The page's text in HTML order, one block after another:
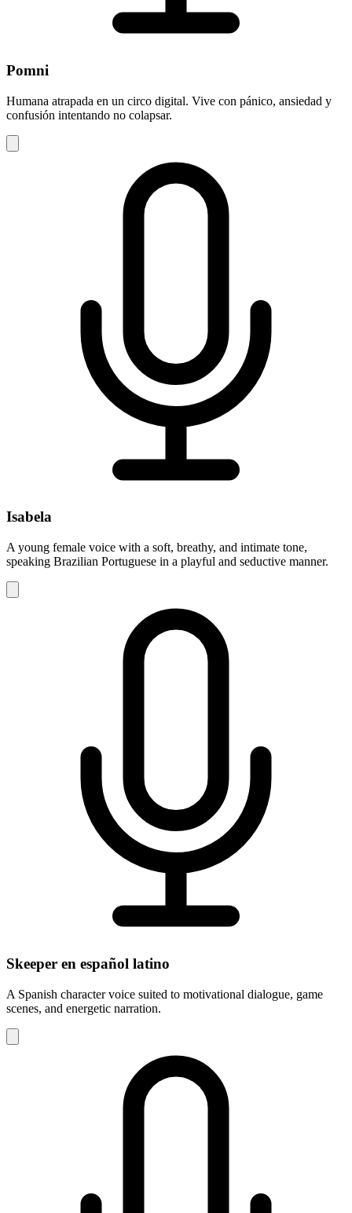
Pomni
Humana atrapada en un circo digital. Vive con pánico, ansiedad y
confusión intentando no colapsar.
Isabela
A young female voice with a soft, breathy, and intimate tone,
speaking Brazilian Portuguese in a playful and seductive manner.
Skeeper en español latino
A Spanish character voice suited to motivational dialogue, game
scenes, and energetic narration.